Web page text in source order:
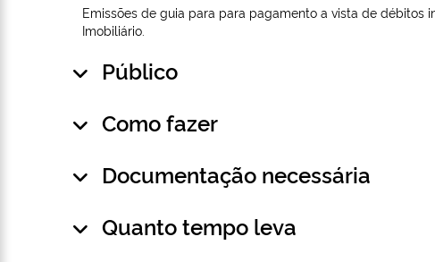
Emissões de guia para para pagamento a vista de débitos
Imobiliário.
Público
Como fazer
Documentação necessária
Quanto tempo leva